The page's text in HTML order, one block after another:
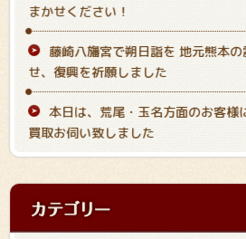
まかせください！
藤崎八旛宮で朔日詣を 地元熊本
せ、復興を祈願しました
本日は、荒尾・玉名方面のお客様
買取お伺い致しました